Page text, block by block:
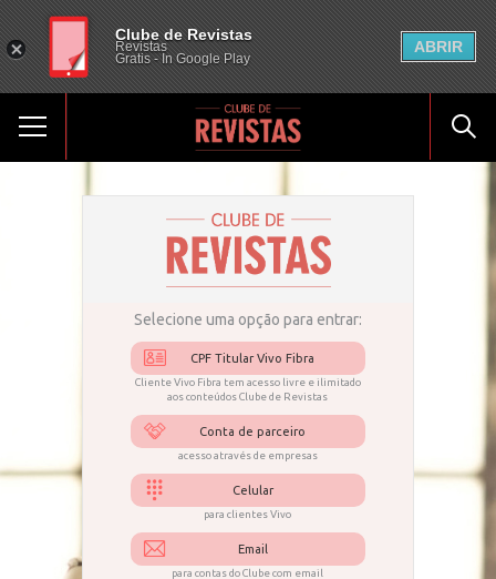
Selecione uma opção para entrar:
CPF Titular Vivo Fibra
Cliente Vivo Fibra tem acesso livre e ilimitado
aos conteúdos Clube de Revistas
Conta de parceiro
acesso através de empresas
Celular
para clientes Vivo
Email
para contas do Clube com email
Clube de Revistas
Revistas
Gratis - In Google Play
ABRIR